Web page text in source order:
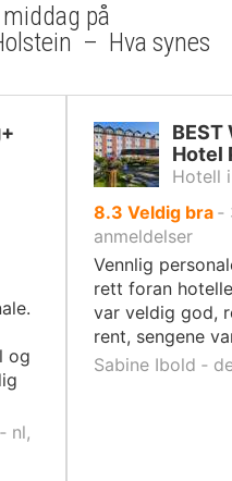
på
– Hva synes
og
nl,
BEST
Hotel
Hotell
8.3 av
10,
Veldig bra ‐
anmeldelser
Vennlig
rett foran
var veldig god,
rent, sengene
Sabine Ibold ‐